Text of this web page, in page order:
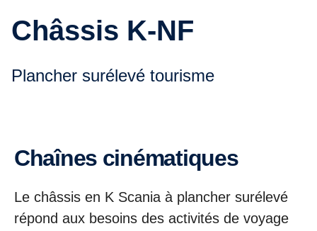
Châssis K-NF
Plancher surélevé tourisme
Chaînes cinématiques
Le châssis en K Scania à plancher surélevé
répond aux besoins des activités de voyage